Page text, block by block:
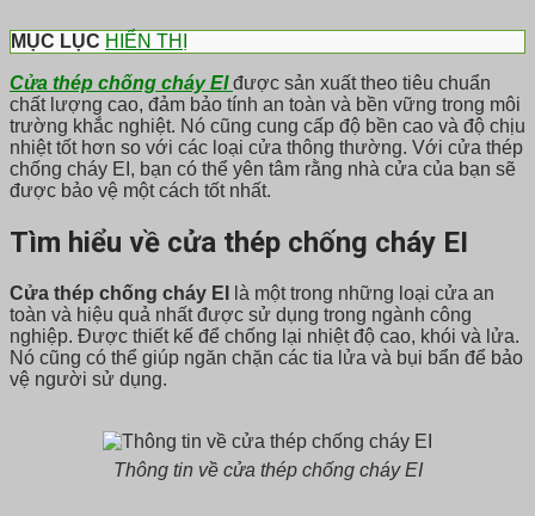
MỤC LỤC HIỂN THỊ
Cửa thép chống cháy EIđược sản xuất theo tiêu chuẩn
chất lượng cao, đảm bảo tính an toàn và bền vững trong môi
trường khắc nghiệt. Nó cũng cung cấp độ bền cao và độ chịu
nhiệt tốt hơn so với các loại cửa thông thường. Với cửa thép
chống cháy EI, bạn có thể yên tâm rằng nhà cửa của bạn sẽ
được bảo vệ một cách tốt nhất.
Tìm hiểu về cửa thép chống cháy EI
Cửa thép chống cháy EI
là một trong những loại cửa an
toàn và hiệu quả nhất được sử dụng trong ngành công
nghiệp. Được thiết kế để chống lại nhiệt độ cao, khói và lửa.
Nó cũng có thể giúp ngăn chặn các tia lửa và bụi bẩn để bảo
vệ người sử dụng.
Thông tin về cửa thép chống cháy EI